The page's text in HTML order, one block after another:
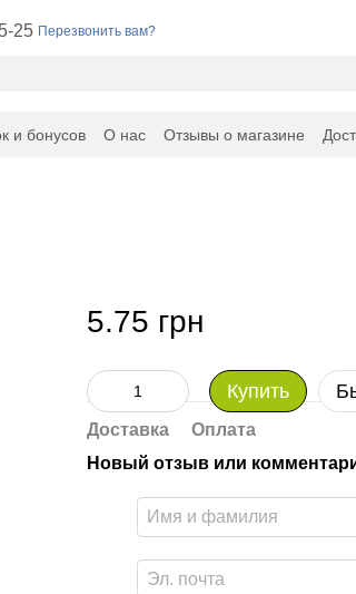
25 Перезвонить вам?
и бонусов О нас Отзывы о магазине
5.75 грн
Купить
Доставка
Оплата
Новый отзыв или